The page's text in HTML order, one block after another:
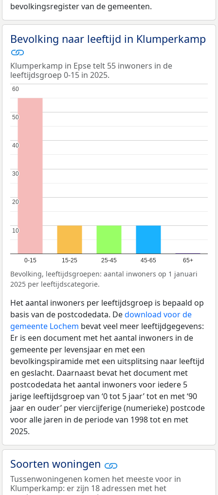
bevolkingsregister van de gemeenten.
Bevolking naar leeftijd in Klumperkamp
Klumperkamp in Epse telt 55 inwoners in de
leeftijdsgroep 0-15 in 2025.
0-15 15-25 25-45 45-65 65+
10
10
20
20
30
30
40
40
50
50
60
60
Bevolking, leeftijdsgroepen: aantal inwoners op 1 januari
2025 per leeftijdscategorie.
Het aantal inwoners per leeftijdsgroep is bepaald op
basis van de postcodedata. Dedownload voor de
gemeente Lochem bevat veel meer leeftijdgegevens:
Er is een document met het aantal inwoners in de
gemeente per levensjaar en met een
bevolkingspiramide met een uitsplitsing naar leeftijd
en geslacht. Daarnaast bevat het document met
postcodedata het aantal inwoners voor iedere 5
jarige leeftijdsgroep van ‘0 tot 5 jaar’ tot en met ‘90
jaar en ouder’ per viercijferige (numerieke) postcode
voor alle jaren in de periode van 1998 tot en met
2025.
Soorten woningen
Tussenwoningenen komen het meeste voor in
Klumperkamp: er zijn 18 adressen met het